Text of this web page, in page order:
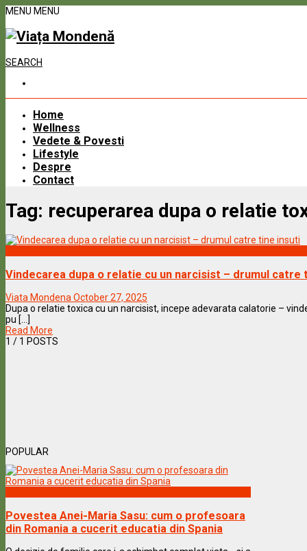
MENU MENU
SEARCH
Home
Wellness
Vedete & Povesti
Lifestyle
Despre
Contact
Tag: recuperarea dupa o relatie
Vindecarea dupa o relatie cu un narcisist – drumul catre
Viata Mondena October 27, 2025
Dupa o relatie toxica cu un narcisist, incepe adevarata calatorie –
pu [...]
Read More
1 / 1 POSTS
POPULAR
Povestea Anei-Maria Sasu: cum o profesoara
din Romania a cucerit educatia din Spania